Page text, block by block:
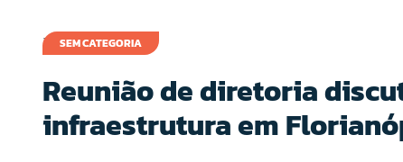
SEM CATEGORIA
20 de julho de 2011
Reunião de diretoria
infraestrutura em